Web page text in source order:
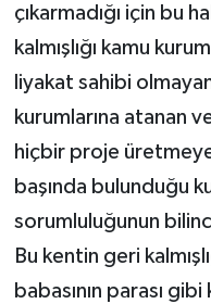
çıkarmadığı için bu
kalmışlığı kamu
liyakat sahibi
kurumlarına atanan
hiçbir proje
başında bulunduğu
sorumluluğunun
Bu kentin geri
babasının parası
Malazgirt
Varto